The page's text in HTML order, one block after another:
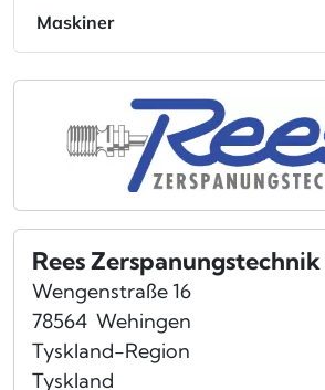
Maskiner
Rees
Wengenstraße 16
78564 Wehingen
Tyskland-Region
Tyskland